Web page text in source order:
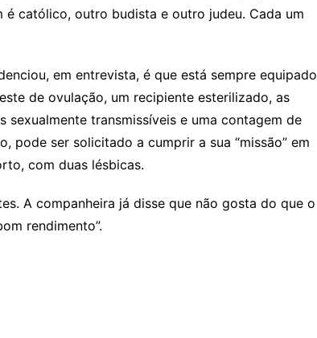
católico, outro budista e outro judeu. Cada um
em entrevista, é que está sempre equipado
de ovulação, um recipiente esterilizado, as
sexualmente transmissíveis e uma contagem de
pode ser solicitado a cumprir a sua “missão” em
com duas lésbicas.
A companheira já disse que não gosta do que o
rendimento”.